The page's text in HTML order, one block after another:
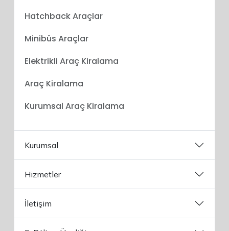
Hatchback Araçlar
Minibüs Araçlar
Elektrikli Araç Kiralama
Araç Kiralama
Kurumsal Araç Kiralama
Kurumsal
Hizmetler
İletişim